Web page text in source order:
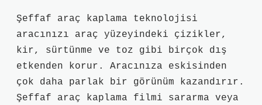
Şeffaf araç kaplama teknolojisi
aracınızı araç yüzeyindeki çizikler,
kir, sürtünme ve toz gibi birçok dış
etkenden korur. Aracınıza eskisinden
çok daha parlak bir görünüm kazandırır.
Şeffaf araç kaplama filmi sararma veya